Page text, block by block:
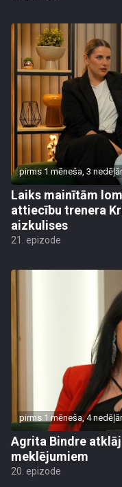
pirms 1 mēneša, 3
Laiks mainītām
attiecību trenera
aizkulises
21. epizode
pirms 1 mēneša, 4
Agrita Bindre
meklējumiem
20. epizode